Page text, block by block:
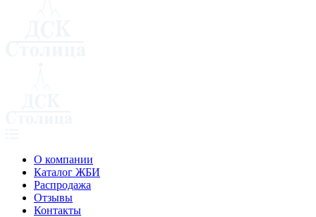
О компании
Каталог ЖБИ
Распродажа
Отзывы
Контакты